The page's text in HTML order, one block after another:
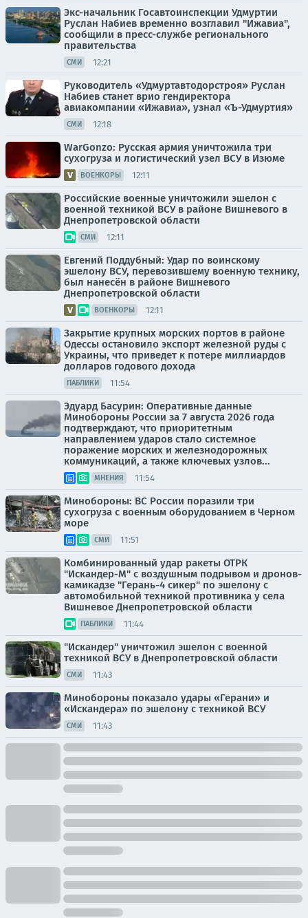
Экс-начальник Госавтоинспекции Удмуртии
Руслан Набиев временно возглавил "Ижавиа",
сообщили в пресс-службе регионального
правительства
СМИ 12:21
Руководитель «Удмуртавтодорстроя» Руслан
Набиев станет врио гендиректора
авиакомпании «Ижавиа», узнал «Ъ-Удмуртия»
СМИ 12:18
WarGonzo: Русская армия уничтожила три
сухогруза и логистический узел ВСУ в Изюме
ВОЕНКОРЫ 12:11
Российские военные уничтожили эшелон с
военной техникой ВСУ в районе Вишневого в
Днепропетровской области
СМИ 12:11
Евгений Поддубный: Удар по воинскому
эшелону ВСУ, перевозившему военную технику,
был нанесён в районе Вишневого
Днепропетровской области
ВОЕНКОРЫ 12:11
Закрытие крупных морских портов в районе
Одессы остановило экспорт железной руды с
Украины, что приведет к потере миллиардов
долларов годового дохода
ПАБЛИКИ 11:54
Эдуард Басурин: Оперативные данные
Минобороны России за 7 августа 2026 года
подтверждают, что приоритетным
направлением ударов стало системное
поражение морских и железнодорожных
коммуникаций, а также ключевых узлов...
МНЕНИЯ 11:54
Минобороны: ВС России поразили три
сухогруза с военным оборудованием в Черном
море
СМИ 11:51
Комбинированный удар ракеты ОТРК
"Искандер-М" с воздушным подрывом и дронов-
камикадзе "Герань-4 сикер" по эшелону с
автомобильной техникой противника у села
Вишневое Днепропетровской области
ПАБЛИКИ 11:44
"Искандер" уничтожил эшелон с военной
техникой ВСУ в Днепропетровской области
СМИ 11:43
Минобороны показало удары «Герани» и
«Искандера» по эшелону с техникой ВСУ
СМИ 11:43